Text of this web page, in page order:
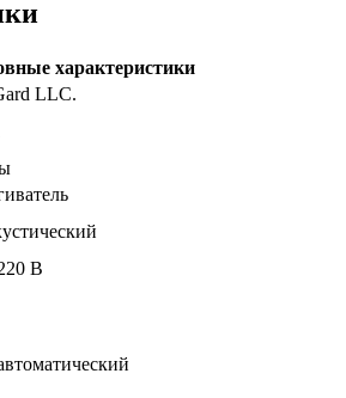
характеристики
LLC.
В